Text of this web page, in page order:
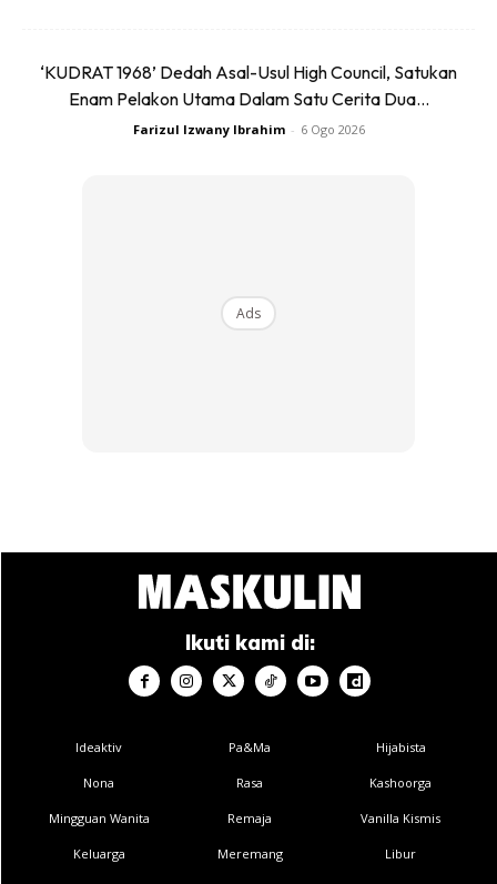
GONCANG KERETA
Ads
Mereka mengisi minyak sampai ke tahap paling penuh dan
‘KUDRAT 1968’ Dedah Asal-Usul High Council, Satukan
Enam Pelakon Utama Dalam Satu Cerita Dua...
Farizul Izwany Ibrahim - 6 Ogo 2026
Ads
Ikuti kami di:
Ideaktiv
Nona
Mingguan Wanita
Keluarga
Pa&Ma
Rasa
Remaja
Meremang
Hijabista
Kashoorga
Vanilla Kismis
Libur